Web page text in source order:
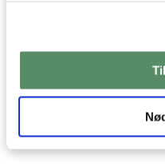
SPØRGSMÅL TIL
Har du spørgsmål til
hilsen, så kan du skrive til
Du kan måske finde svaret
hvis det allerede er stillet og
, hvor jeg giver
spørgsmål' til min opskrifter.